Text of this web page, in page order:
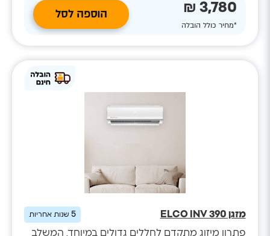
3,780 ₪
*מחיר כולל הובלה
הוספה לסל
מזגן ELCO INV 390 5שנות אחריות
פתרון מיזוג מתקדם לחללים גדולים במיוחד, המשלב